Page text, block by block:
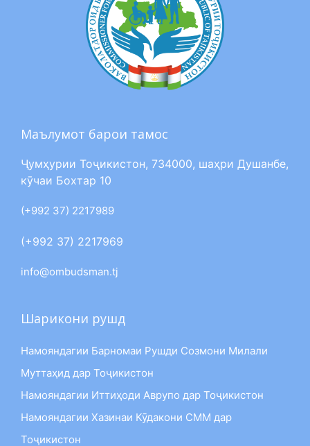
Маълумот барои тамос
Ҷумҳурии Тоҷикистон, 734000, шаҳри Душанбе,
кӯчаи Бохтар 10
(+992 37) 2217989
(+992 37) 2217969
info@ombudsman.tj
Шарикони рушд
Намояндагии Барномаи Рушди Созмони Милали
Муттаҳид дар Тоҷикистон
Намояндагии Иттиҳоди Аврупо дар Тоҷикистон
Намояндагии Хазинаи Кӯдакони СММ дар
Тоҷикистон